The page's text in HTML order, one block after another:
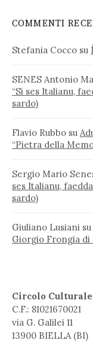
COMMENTI
Stefania Cocco su
SENES Antonio
“Si ses Italianu,
sardo)
Flavio Rubbo su
“Pietra della
Sergio Mario
ses Italianu,
sardo)
Giuliano Lusiani su
Giorgio Frongia di
Circolo Culturale
C.F.: 81021670021
via G. Galilei 11
13900 BIELLA (BI)